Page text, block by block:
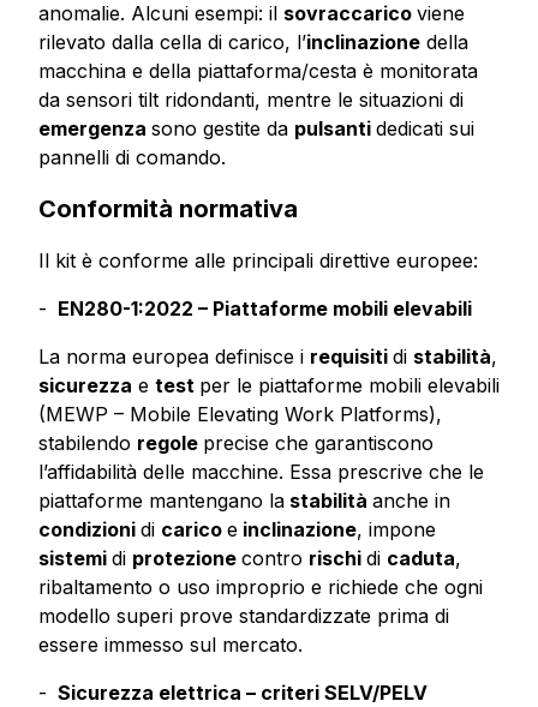
anomalie. Alcuni esempi: il sovraccarico viene
rilevato dalla cella di carico, l’inclinazione della
macchina e della piattaforma/cesta è monitorata
da sensori tilt ridondanti, mentre le situazioni di
emergenza sono gestite da pulsanti dedicati sui
pannelli di comando.
Conformità normativa
Il kit è conforme alle principali direttive europee:
EN280-1:2022 – Piattaforme mobili elevabili
La norma europea definisce i requisiti di stabilità,
sicurezza e test per le piattaforme mobili elevabili
(MEWP – Mobile Elevating Work Platforms),
stabilendo regole precise che garantiscono
l’affidabilità delle macchine. Essa prescrive che le
piattaforme mantengano la stabilità anche in
condizioni di carico e inclinazione, impone
sistemi di protezione contro rischi di caduta,
ribaltamento o uso improprio e richiede che ogni
modello superi prove standardizzate prima di
essere immesso sul mercato.
Sicurezza elettrica – criteri SELV/PELV